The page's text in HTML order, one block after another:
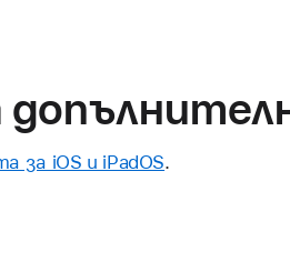
за iOS и iPadOS.